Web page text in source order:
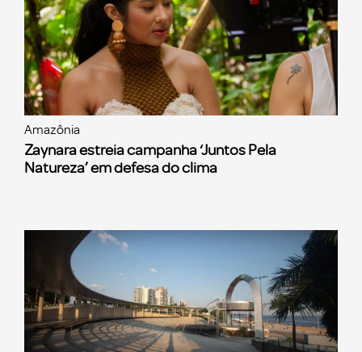
Amazônia
Zaynara estreia campanha ‘Juntos Pela
Natureza’ em defesa do clima